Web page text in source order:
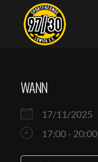
WANN
17/11/2025
17:00 - 20:00